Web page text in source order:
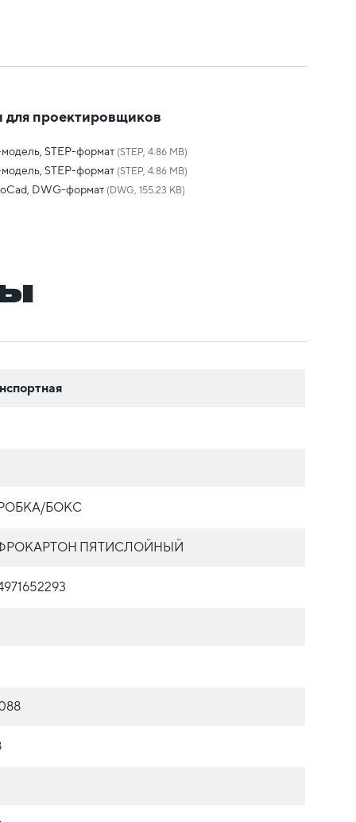
проектировщиков
STEP-формат (STEP, 4.86 MB)
STEP-формат (STEP, 4.86 MB)
DWG-формат (DWG, 155.23 KB)
БОКС
ПЯТИСЛОЙНЫЙ